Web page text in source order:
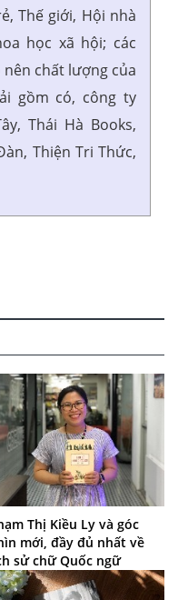
Thế giới, Hội nhà
học xã hội; các
chất lượng của
gồm có, công ty
Thái Hà Books,
Thiện Tri Thức,
Thị Kiều Ly và góc
mới, đầy đủ nhất về
sử chữ Quốc ngữ